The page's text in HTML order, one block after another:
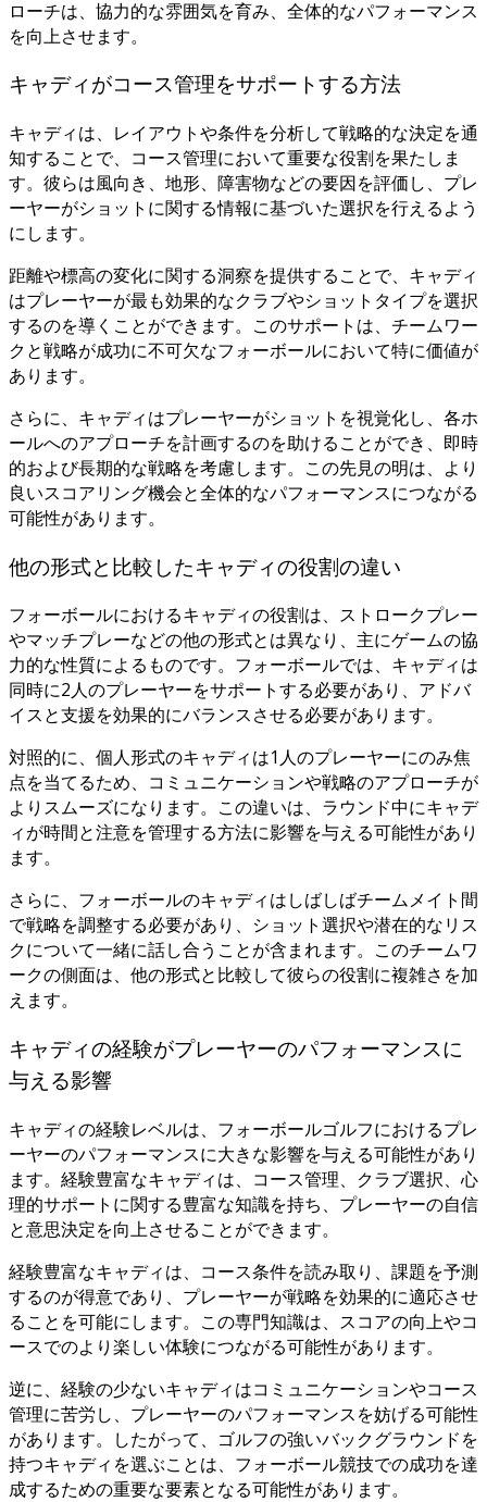
ローチは、協力的な雰囲気を育み、全体的なパフォーマンス
を向上させます。
キャディがコース管理をサポートする方法
キャディは、レイアウトや条件を分析して戦略的な決定を通
知することで、コース管理において重要な役割を果たしま
す。彼らは風向き、地形、障害物などの要因を評価し、プレ
ーヤーがショットに関する情報に基づいた選択を行えるよう
にします。
距離や標高の変化に関する洞察を提供することで、キャディ
はプレーヤーが最も効果的なクラブやショットタイプを選択
するのを導くことができます。このサポートは、チームワー
クと戦略が成功に不可欠なフォーボールにおいて特に価値が
あります。
さらに、キャディはプレーヤーがショットを視覚化し、各ホ
ールへのアプローチを計画するのを助けることができ、即時
的および長期的な戦略を考慮します。この先見の明は、より
良いスコアリング機会と全体的なパフォーマンスにつながる
可能性があります。
他の形式と比較したキャディの役割の違い
フォーボールにおけるキャディの役割は、ストロークプレー
やマッチプレーなどの他の形式とは異なり、主にゲームの協
力的な性質によるものです。フォーボールでは、キャディは
同時に2人のプレーヤーをサポートする必要があり、アドバ
イスと支援を効果的にバランスさせる必要があります。
対照的に、個人形式のキャディは1人のプレーヤーにのみ焦
点を当てるため、コミュニケーションや戦略のアプローチが
よりスムーズになります。この違いは、ラウンド中にキャデ
ィが時間と注意を管理する方法に影響を与える可能性があり
ます。
さらに、フォーボールのキャディはしばしばチームメイト間
で戦略を調整する必要があり、ショット選択や潜在的なリス
クについて一緒に話し合うことが含まれます。このチームワ
ークの側面は、他の形式と比較して彼らの役割に複雑さを加
えます。
キャディの経験がプレーヤーのパフォーマンスに
与える影響
キャディの経験レベルは、フォーボールゴルフにおけるプレ
ーヤーのパフォーマンスに大きな影響を与える可能性があり
ます。経験豊富なキャディは、コース管理、クラブ選択、心
理的サポートに関する豊富な知識を持ち、プレーヤーの自信
と意思決定を向上させることができます。
経験豊富なキャディは、コース条件を読み取り、課題を予測
するのが得意であり、プレーヤーが戦略を効果的に適応させ
ることを可能にします。この専門知識は、スコアの向上やコ
ースでのより楽しい体験につながる可能性があります。
逆に、経験の少ないキャディはコミュニケーションやコース
管理に苦労し、プレーヤーのパフォーマンスを妨げる可能性
があります。したがって、ゴルフの強いバックグラウンドを
持つキャディを選ぶことは、フォーボール競技での成功を達
成するための重要な要素となる可能性があります。